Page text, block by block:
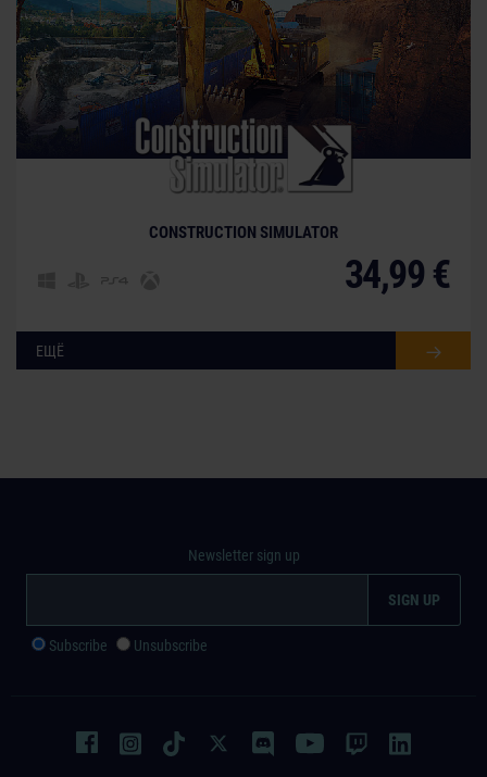
CONSTRUCTION SIMULATOR
34,99 €
ЕЩЁ
Newsletter sign up
Subscribe Unsubscribe